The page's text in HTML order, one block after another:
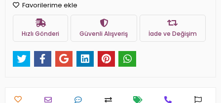
Favorilerime ekle
Hızlı Gönderi Güvenli Alışveriş İade ve Değişim